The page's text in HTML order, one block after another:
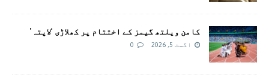
کامن ویلتھ گیمز کے اختتام پر کھلاڑی ‘لاپتہ’
اگست 5, 2026 0